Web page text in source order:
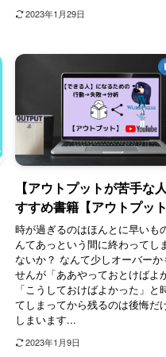
2023年1月29日
【アウトプットが苦手な
すすめ書籍【アウトプット
時が過ぎるのはほんとに早いも
んてあっという間に終わってし
ないか？ なんて少しオーバーか
せんが「ああやっておとけばよ
「こうしておけばよかった」と
てしまってから残るのは後悔だ
しまいます...
2023年1月9日